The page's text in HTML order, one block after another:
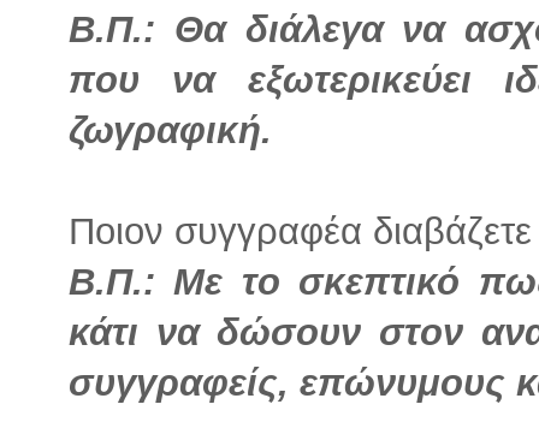
Β.Π.: Θα διάλεγα να
που να εξωτερικεύει
ζωγραφική.
Ποιον συγγραφέα
Β.Π.: Με το σκεπτικό
κάτι να δώσουν στον
συγγραφείς, επώνυμους